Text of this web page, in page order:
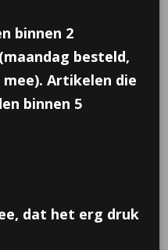
met
binnen 2
besteld,
Artikelen die
binnen 5
dat het erg druk